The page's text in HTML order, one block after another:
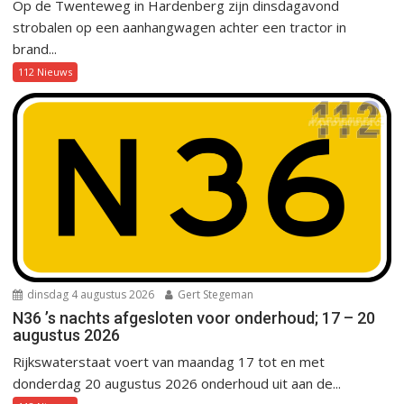
Op de Twenteweg in Hardenberg zijn dinsdagavond
strobalen op een aanhangwagen achter een tractor in
brand...
112 Nieuws
dinsdag 4 augustus 2026 Gert Stegeman
N36 ’s nachts afgesloten voor onderhoud; 17 – 20
augustus 2026
Rijkswaterstaat voert van maandag 17 tot en met
donderdag 20 augustus 2026 onderhoud uit aan de...